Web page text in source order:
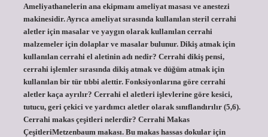
Ameliyathanelerin ana ekipmanı ameliyat masası ve anestezi
makinesidir. Ayrıca ameliyat sırasında kullanılan steril cerrahi
aletler için masalar ve yaygın olarak kullanılan cerrahi
malzemeler için dolaplar ve masalar bulunur. Dikiş atmak için
kullanılan cerrahi el aletinin adı nedir? Cerrahi dikiş pensi,
cerrahi işlemler sırasında dikiş atmak ve düğüm atmak için
kullanılan bir tür tıbbi alettir. Fonksiyonlarına göre cerrahi
aletler kaça ayrılır? Cerrahi el aletleri işlevlerine göre kesici,
tutucu, geri çekici ve yardımcı aletler olarak sınıflandırılır (5,6).
Cerrahi makas çeşitleri nelerdir? Cerrahi Makas
ÇeşitleriMetzenbaum makası. Bu makas hassas dokular için